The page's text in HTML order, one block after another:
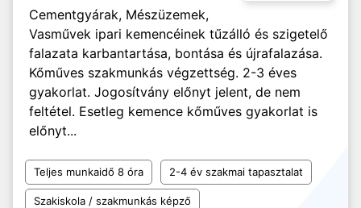
Cementgyárak, Mészüzemek,
Vasművek ipari kemencéinek tűzálló és szigetelő
falazata karbantartása, bontása és újrafalazása.
Kőműves szakmunkás végzettség. 2-3 éves
gyakorlat. Jogosítvány előnyt jelent, de nem
feltétel. Esetleg kemence kőműves gyakorlat is
előnyt...
Teljes munkaidő 8 óra 2-4 év szakmai tapasztalat
Szakiskola / szakmunkás képző